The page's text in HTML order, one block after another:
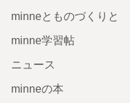
minneとものづくりと
minne学習帖
ニュース
minneの本